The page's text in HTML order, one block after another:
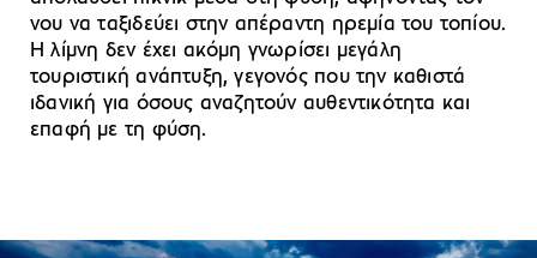
νου να ταξιδεύει στην απέραντη ηρεμία του τοπίου.
Η λίμνη δεν έχει ακόμη γνωρίσει μεγάλη
τουριστική ανάπτυξη, γεγονός που την καθιστά
ιδανική για όσους αναζητούν αυθεντικότητα και
επαφή με τη φύση.